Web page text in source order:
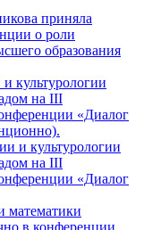
приняла
о роли
образования
и культурологии
на III
«Диалог